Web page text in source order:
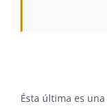
Ésta última es